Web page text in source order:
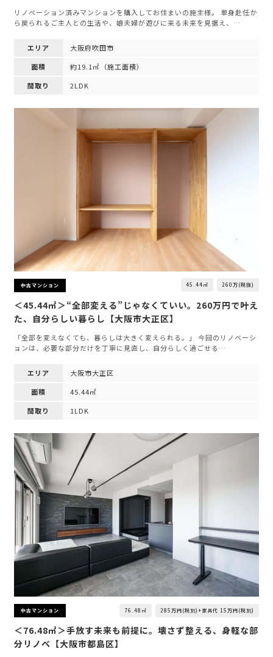
リノベーション済みマンションを購入してお住まいの施主様。 単身赴任か
ら戻られるご主人との生活や、娘夫婦が遊びに来る未来を見据え、…
エリア
大阪府吹田市
面積
約19.1㎡（施工面積）
間取り
2LDK
中古マンション 45.44㎡ 260万(税抜)
＜45.44㎡＞“全部変える”じゃなくていい。260万円で叶え
た、自分らしい暮らし【大阪市大正区】
「全部を変えなくても、暮らしは大きく変えられる。」 今回のリノベーシ
ョンは、必要な部分だけを丁寧に見直し、自分らしく過ごせる…
エリア
大阪市大正区
面積
45.44㎡
間取り
1LDK
中古マンション 76.48㎡ 285万円(税別)+家具代 15万円(税別)
＜76.48㎡＞手放す未来も前提に。壊さず整える、身軽な部
分リノベ【大阪市都島区】